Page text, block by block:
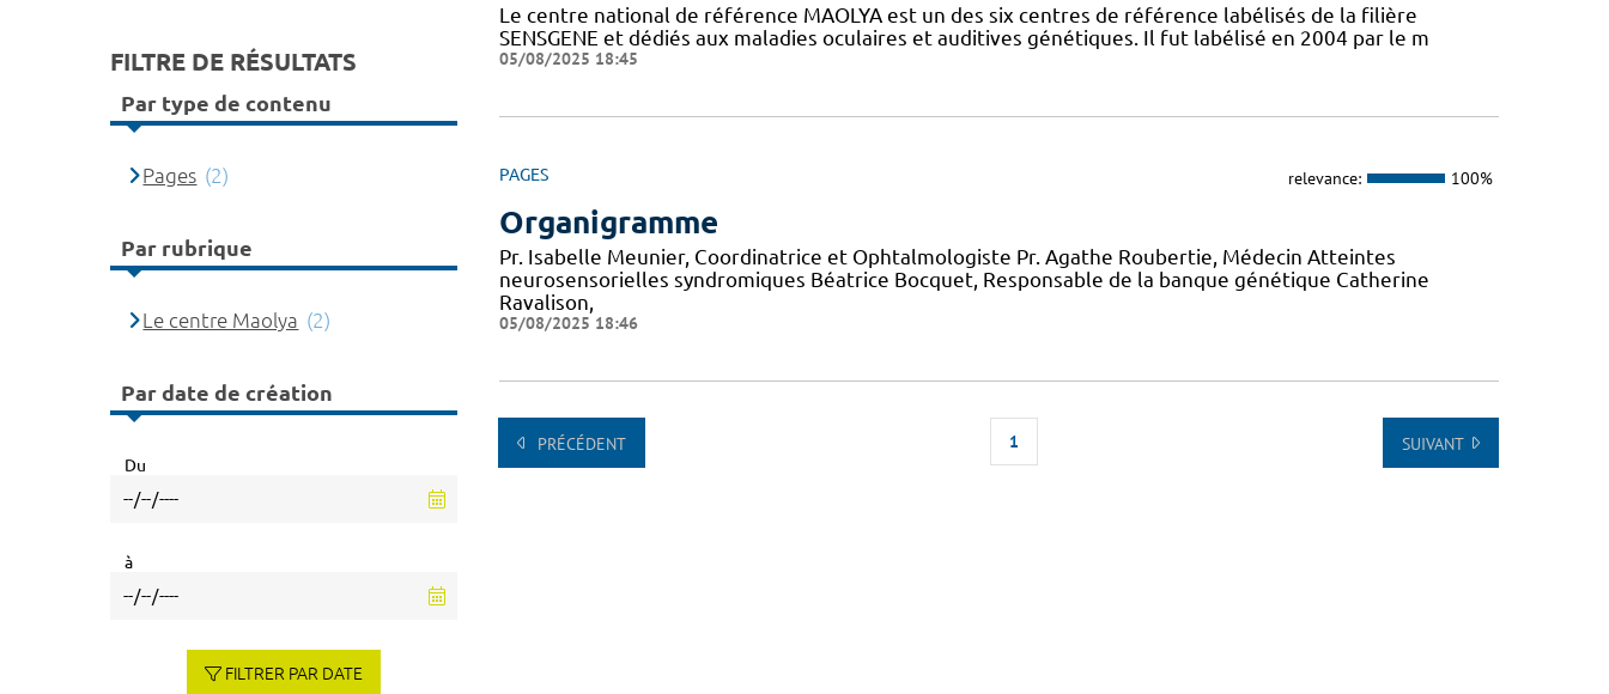
Le centre national de référence MAOLYA est un des six centres de référence labélisés de la filière
SENSGENE et dédiés aux maladies oculaires et auditives génétiques. Il fut labélisé en 2004 par le m
05/08/2025 18:45
PAGES relevance: 100%
Organigramme
Pr. Isabelle Meunier, Coordinatrice et Ophtalmologiste Pr. Agathe Roubertie, Médecin Atteintes
neurosensorielles syndromiques Béatrice Bocquet, Responsable de la banque génétique Catherine
Ravalison,
05/08/2025 18:46
PRÉCÉDENT 1 SUIVANT
FILTRE DE RÉSULTATS
Par type de contenu
Pages (2)
Par rubrique
Le centre Maolya (2)
Par date de création
Du
à
FILTRER PAR DATE